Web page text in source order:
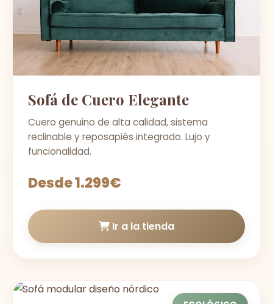
Sofá de Cuero Elegante
Cuero genuino de alta calidad, sistema
reclinable y reposapiés integrado. Lujo y
funcionalidad.
Desde 1.299€
Ir a la tienda